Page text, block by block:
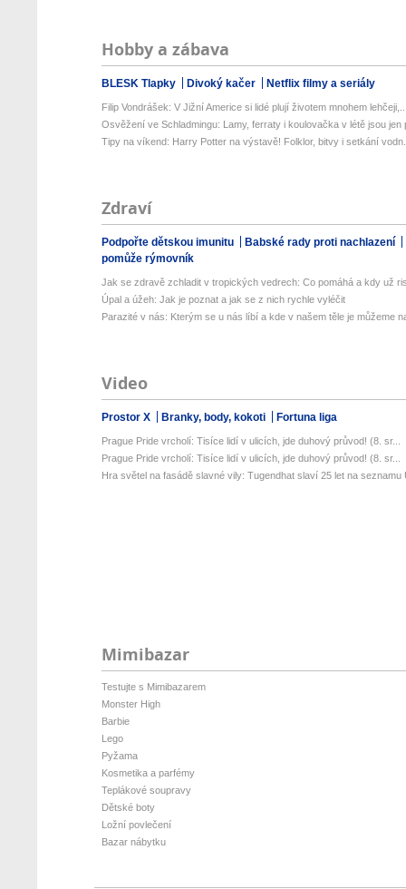
Hobby a zábava
BLESK Tlapky Divoký kačer Netflix filmy a seriály
Filip Vondrášek: V Jižní Americe si lidé plují životem mnohem
Osvěžení ve Schladmingu: Lamy, ferraty i koulovačka v létě jsou jen
Tipy na víkend: Harry Potter na výstavě! Folklor, bitvy i setkání
Zdraví
Podpořte dětskou imunitu
Babské rady proti nachlazení
pomůže rýmovník
Jak se zdravě zchladit v tropických vedrech: Co pomáhá a kdy už
Úpal a úžeh: Jak je poznat a jak se z nich rychle vyléčit
Parazité v nás: Kterým se u nás líbí a kde v našem těle je můžeme
Video
Prostor X Branky, body, kokoti Fortuna liga
Prague Pride vrcholí: Tisíce lidí v ulicích, jde duhový průvod! (8. sr...
Prague Pride vrcholí: Tisíce lidí v ulicích, jde duhový průvod! (8. sr...
Hra světel na fasádě slavné vily: Tugendhat slaví 25 let na seznamu
Mimibazar
Testujte s Mimibazarem
Monster High
Barbie
Lego
Pyžama
Kosmetika a parfémy
Teplákové soupravy
Dětské boty
Ložní povlečení
Bazar nábytku